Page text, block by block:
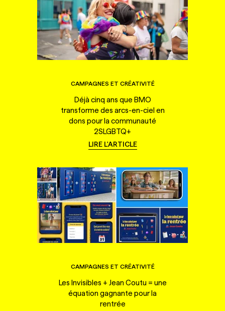
CAMPAGNES ET CRÉATIVITÉ
Déjà cinq ans que BMO
transforme des arcs-en-ciel en
dons pour la communauté
2SLGBTQ+
LIRE L'ARTICLE
CAMPAGNES ET CRÉATIVITÉ
Les Invisibles + Jean Coutu = une
équation gagnante pour la
rentrée